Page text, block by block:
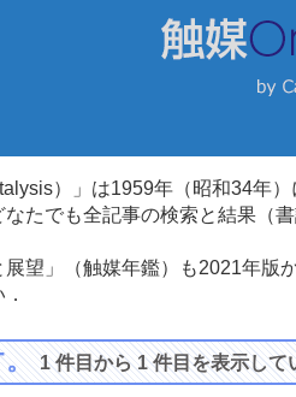
）」は1959年（昭和34年
たでも全記事の検索と結果（
展望」（触媒年鑑）も2021年
。1 件目から 1 件目を表示して